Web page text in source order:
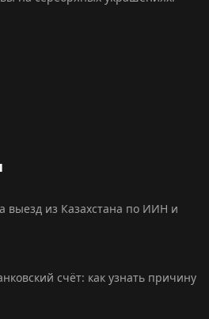
выезд из Казахстана по ИИН и
счёт: как узнать причину